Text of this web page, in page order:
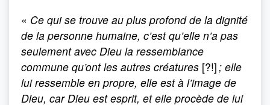
« Ce qui se trouve au plus profond de la dignité
de la personne humaine, c’est qu’elle n’a pas
seulement avec Dieu la ressemblance
commune qu’ont les autres créatures [?!] ; elle
lui ressemble en propre, elle est à l’image de
Dieu, car Dieu est esprit, et elle procède de lui